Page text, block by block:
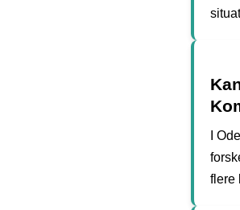
I
flere